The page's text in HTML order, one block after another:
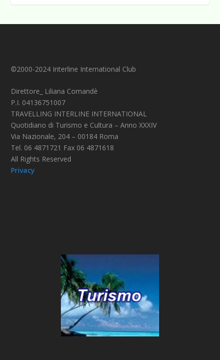
©2000-2024 Interline International Club
Direttore_ Liliana Comandè
P.I. 04136751007
TRAVELLING INTERLINE INTERNATIONAL
Quotidiano di Turismo e Cultura – Anno XXXIV
Via Nazionale, 204 – 00184 Roma
Tel. 06 4871721 Fax 06 4871618
All Rights Reserved
Privacy